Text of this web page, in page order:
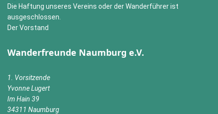
Die Haftung unseres Vereins oder der Wanderführer ist
ausgeschlossen.
Der Vorstand
Wanderfreunde Naumburg e.V.
1. Vorsitzende
Yvonne Lugert
Im Hain 39
34311 Naumburg